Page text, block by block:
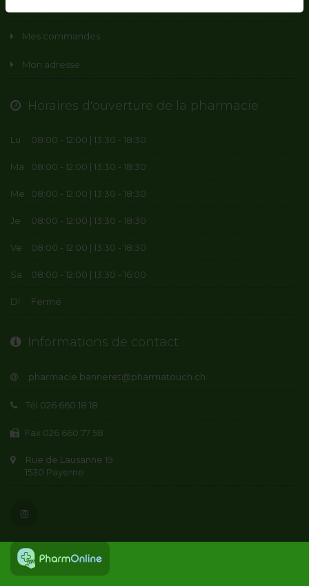
Mes commandes
Mon adresse
Horaires d'ouverture de la pharmacie
Lu 08:00 - 12:00 | 13:30 - 18:30
Ma 08:00 - 12:00 | 13:30 - 18:30
Me 08:00 - 12:00 | 13:30 - 18:30
Je 08:00 - 12:00 | 13:30 - 18:30
Ve 08:00 - 12:00 | 13:30 - 18:30
Sa 08:00 - 12:00 | 13:30 - 16:00
Di Fermé
Informations de contact
Tél 026 660 18 18
Fax 026 660 77 58
Rue de Lausanne 19
1530 Payerne